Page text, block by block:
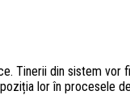
Tinerii din sistem vor
lor în procesele